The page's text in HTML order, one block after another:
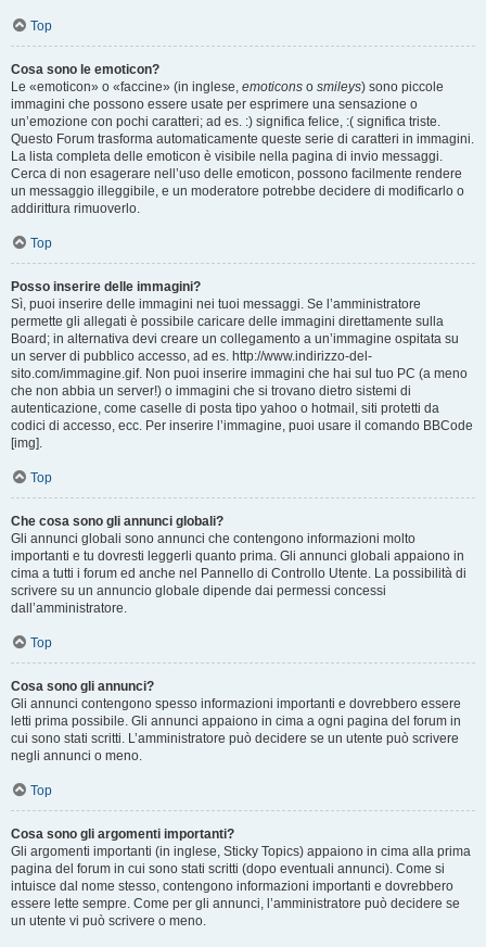
Top
Cosa sono le emoticon?
Le «emoticon» o «faccine» (in inglese, emoticons o smileys) sono piccole
immagini che possono essere usate per esprimere una sensazione o
un’emozione con pochi caratteri; ad es. :) significa felice, :( significa triste.
Questo Forum trasforma automaticamente queste serie di caratteri in immagini.
La lista completa delle emoticon è visibile nella pagina di invio messaggi.
Cerca di non esagerare nell’uso delle emoticon, possono facilmente rendere
un messaggio illeggibile, e un moderatore potrebbe decidere di modificarlo o
addirittura rimuoverlo.
Top
Posso inserire delle immagini?
Sì, puoi inserire delle immagini nei tuoi messaggi. Se l’amministratore
permette gli allegati è possibile caricare delle immagini direttamente sulla
Board; in alternativa devi creare un collegamento a un’immagine ospitata su
un server di pubblico accesso, ad es. http://www.indirizzo-del-
sito.com/immagine.gif. Non puoi inserire immagini che hai sul tuo PC (a meno
che non abbia un server!) o immagini che si trovano dietro sistemi di
autenticazione, come caselle di posta tipo yahoo o hotmail, siti protetti da
codici di accesso, ecc. Per inserire l’immagine, puoi usare il comando BBCode
[img].
Top
Che cosa sono gli annunci globali?
Gli annunci globali sono annunci che contengono informazioni molto
importanti e tu dovresti leggerli quanto prima. Gli annunci globali appaiono in
cima a tutti i forum ed anche nel Pannello di Controllo Utente. La possibilità di
scrivere su un annuncio globale dipende dai permessi concessi
dall’amministratore.
Top
Cosa sono gli annunci?
Gli annunci contengono spesso informazioni importanti e dovrebbero essere
letti prima possibile. Gli annunci appaiono in cima a ogni pagina del forum in
cui sono stati scritti. L’amministratore può decidere se un utente può scrivere
negli annunci o meno.
Top
Cosa sono gli argomenti importanti?
Gli argomenti importanti (in inglese, Sticky Topics) appaiono in cima alla prima
pagina del forum in cui sono stati scritti (dopo eventuali annunci). Come si
intuisce dal nome stesso, contengono informazioni importanti e dovrebbero
essere lette sempre. Come per gli annunci, l’amministratore può decidere se
un utente vi può scrivere o meno.